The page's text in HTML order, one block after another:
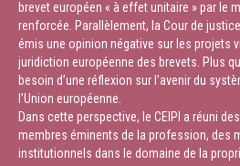
brevet européen « à effet unitaire » par le
renforcée. Parallèlement, la Cour de
émis une opinion négative sur les projets
juridiction européenne des brevets. Plus
besoin d’une réflexion sur l’avenir du
l’Union européenne.
Dans cette perspective, le CEIPI a réuni
membres éminents de la profession, des
institutionnels dans le domaine de la